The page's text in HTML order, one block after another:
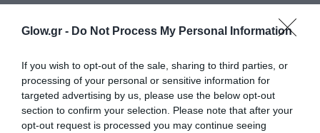
Glow.gr - Do Not Process My Personal Information
If you wish to opt-out of the sale, sharing to third parties, or
processing of your personal or sensitive information for
targeted advertising by us, please use the below opt-out
section to confirm your selection. Please note that after your
opt-out request is processed you may continue seeing